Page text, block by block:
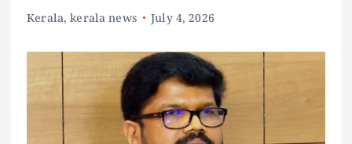
Kerala,kerala news July 4, 2026